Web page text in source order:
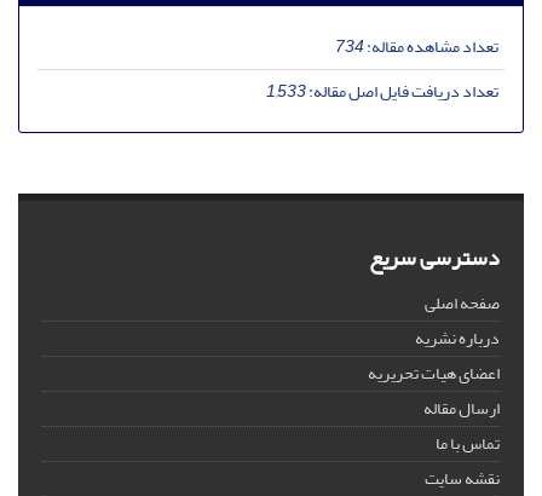
تعداد مشاهده مقاله:734
تعداد دریافت فایل اصل مقاله:1,533
دسترسی سریع
صفحه اصلی
درباره نشریه
اعضای هیات تحریریه
ارسال مقاله
تماس با ما
نقشه سایت